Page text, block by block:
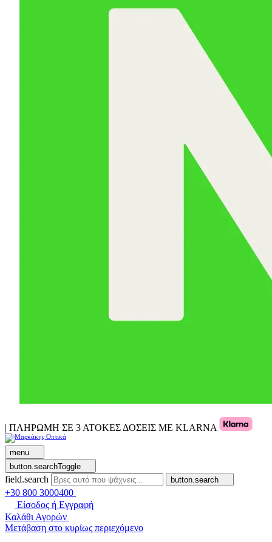
| ΠΛΗΡΩΜΗ ΣΕ 3 ΑΤΟΚΕΣ ΔΟΣΕΙΣ ΜΕ KLARNA
menu
button.searchToggle
field.search button.search
+30 800 3000400
Είσοδος ή Εγγραφή
Καλάθι Αγορών
Μετάβαση στο κυρίως περιεχόμενο